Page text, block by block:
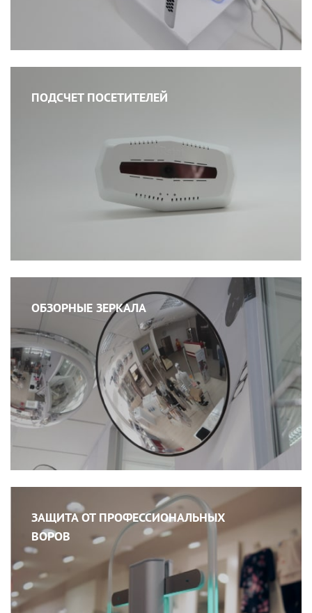
ПОДСЧЕТ ПОСЕТИТЕЛЕЙ
ОБЗОРНЫЕ ЗЕРКАЛА
ЗАЩИТА ОТ ПРОФЕССИОНАЛЬНЫХ
ВОРОВ